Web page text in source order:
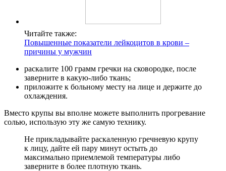
Читайте также:
Повышенные показатели лейкоцитов в крови –
причины у мужчин
раскалите 100 грамм гречки на сковородке, после
заверните в какую-либо ткань;
приложите к больному месту на лице и держите до
охлаждения.
Вместо крупы вы вполне можете выполнить прогревание
солью, использую эту же самую технику.
Не прикладывайте раскаленную гречневую крупу
к лицу, дайте ей пару минут остыть до
максимально приемлемой температуры либо
заверните в более плотную ткань.